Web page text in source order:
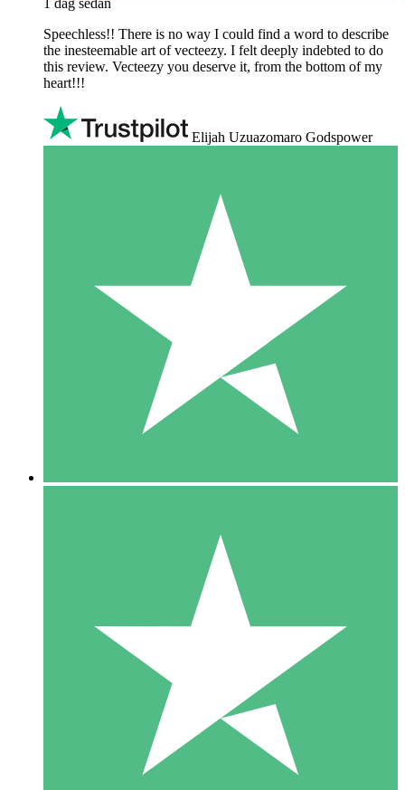
Speechless!! There is no way I could find a word to describe
the inesteemable art of vecteezy. I felt deeply indebted to do
this review. Vecteezy you deserve it, from the bottom of my
heart!!!
Elijah Uzuazomaro Godspower